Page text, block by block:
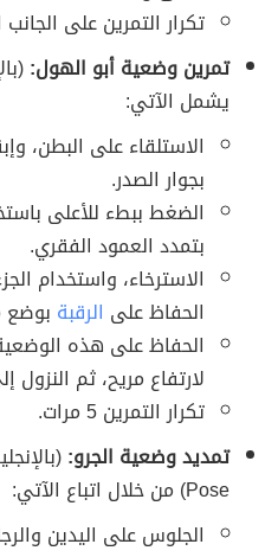
تكرار التمرين على الجانب
تمرين وضعية أبو الهول:
يشمل الآتي:
الاستلقاء على البطن،
بجوار الصدر.
الضغط ببطء للأعلى
بتمدد العمود الفقري.
الاسترخاء، واستخدام
الحفاظ على الرقبة
الحفاظ على هذه
لارتفاع مريح، ثم النزول
تكرار التمرين 5 مرات.
تمديد وضعية الجرو:
Pose) من خلال اتباع الآتي:
الجلوس على اليدين